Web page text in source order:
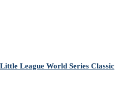
League World Series Classic